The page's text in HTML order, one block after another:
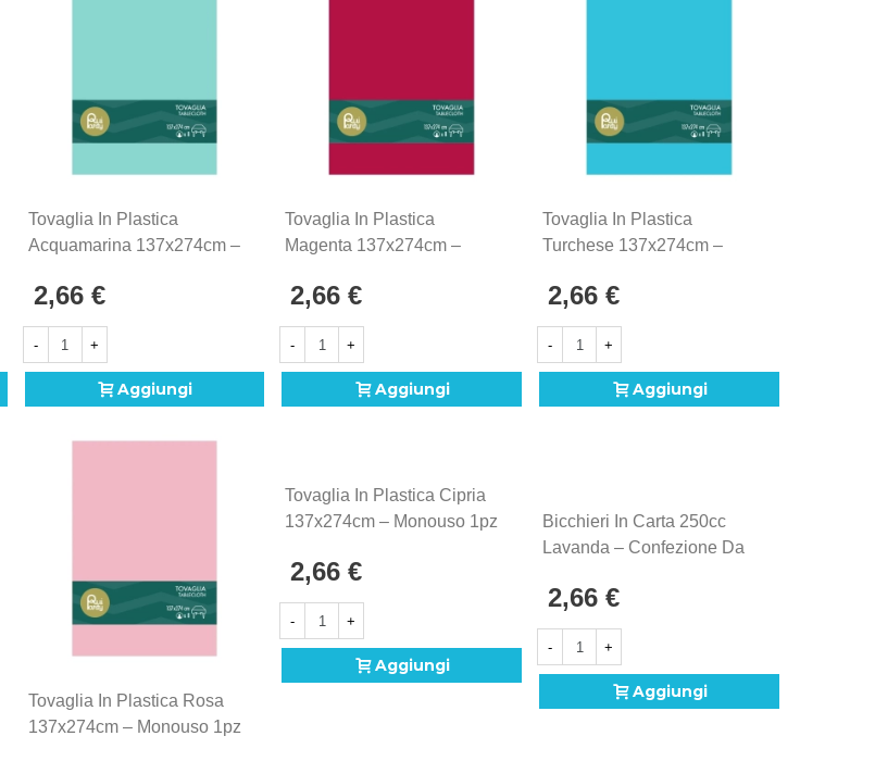
Tovaglia In Plastica
Acquamarina 137x274cm –
2,66 €
- +
Aggiungi
Tovaglia In Plastica
Magenta 137x274cm –
2,66 €
- +
Aggiungi
Tovaglia In Plastica
Turchese 137x274cm –
2,66 €
- +
Aggiungi
Tovaglia In Plastica Rosa
137x274cm – Monouso 1pz
Tovaglia In Plastica Cipria
137x274cm – Monouso 1pz
2,66 €
- +
Aggiungi
Bicchieri In Carta 250cc
Lavanda – Confezione Da
2,66 €
- +
Aggiungi